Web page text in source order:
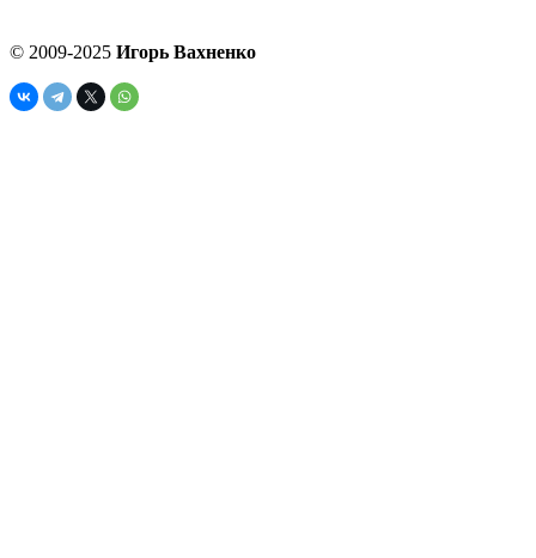
© 2009-2025 Игорь Вахненко